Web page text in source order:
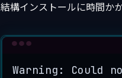
結構インストールに時間か
Warning: Could